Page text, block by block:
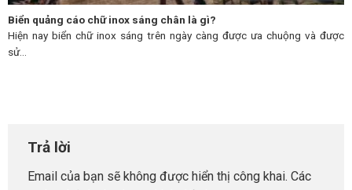
Biển quảng cáo chữ inox sáng chân là gì?
Hiện nay biển chữ inox sáng trên ngày càng được ưa chuộng và được
sử...
Trả lời
Email của bạn sẽ không được hiển thị công khai. Các